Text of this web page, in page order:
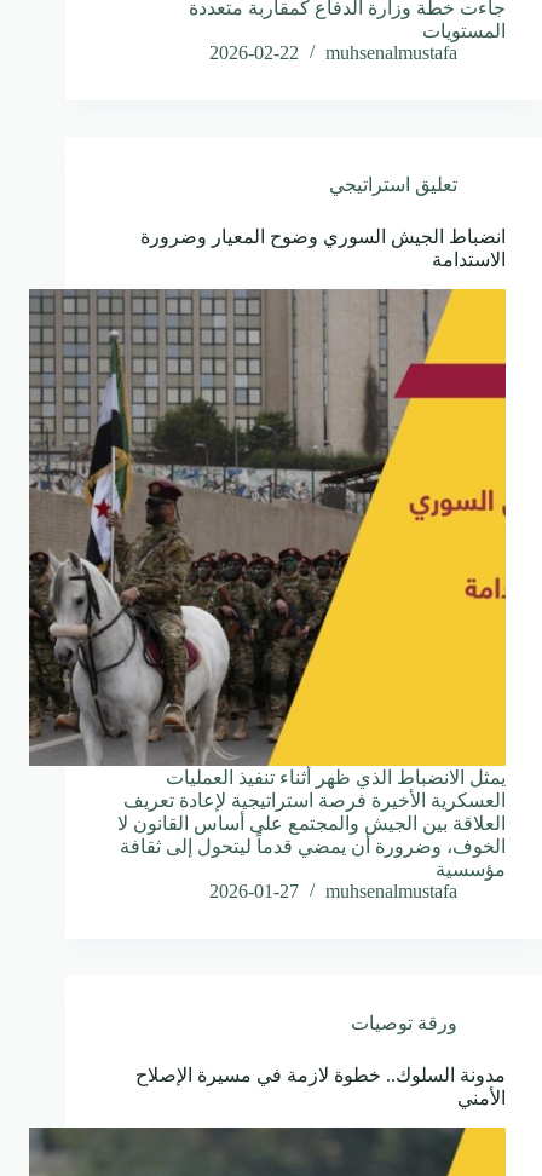
جاءت خطة وزارة الدفاع كمقاربة متعددة
المستويات
muhsenalmustafa
2026-02-22
تعليق استراتيجي
انضباط الجيش السوري وضوح المعيار وضرورة
الاستدامة
يمثل الانضباط الذي ظهر أثناء تنفيذ العمليات
العسكرية الأخيرة فرصة استراتيجية لإعادة تعريف
العلاقة بين الجيش والمجتمع على أساس القانون لا
الخوف، وضرورة أن يمضي قدماً ليتحول إلى ثقافة
مؤسسية
muhsenalmustafa
2026-01-27
ورقة توصيات
مدونة السلوك.. خطوة لازمة في مسيرة الإصلاح
الأمني